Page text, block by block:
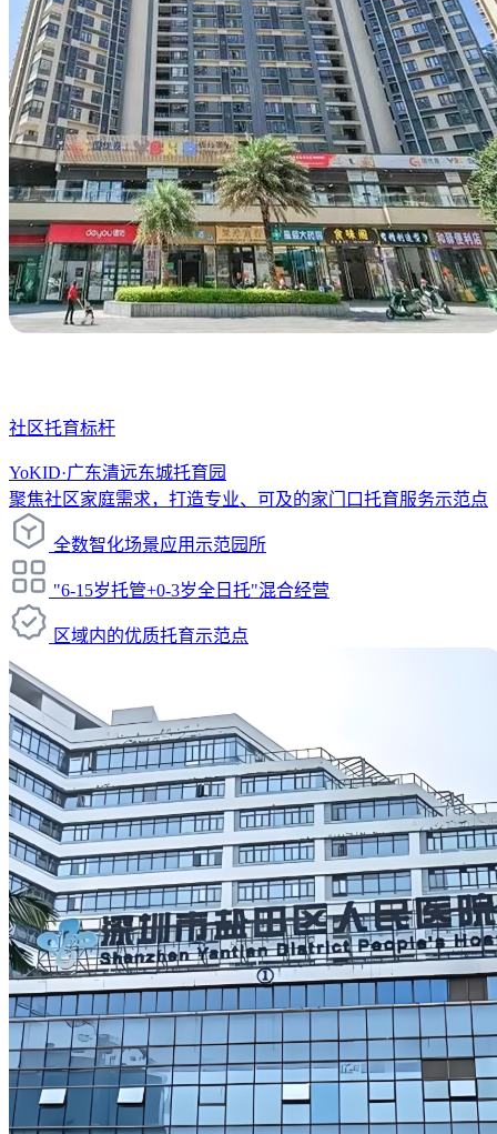
社区托育标杆
YoKID·广东清远东城托育园
聚焦社区家庭需求，打造专业、可及的家门口托育服务示范点
全数智化场景应用示范园所
"6-15岁托管+0-3岁全日托"混合经营
区域内的优质托育示范点